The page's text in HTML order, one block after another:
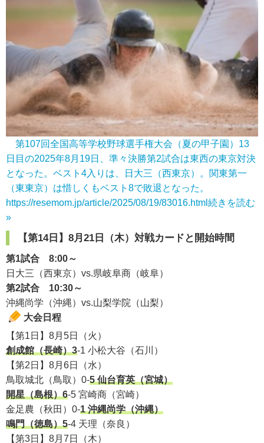
第107回全国高等学校野球選手権大会（夏の甲子園）13
日目の2025年8月19日、準々決勝第2試合は東西の東京対決
となった。ベスト4入りは、日大三（西東京）。関東第一
（東東京）は惜しくもベスト8で敗退となった。
https://resemom.jp/article/2025/08/19/83016.html 続きを読む
»
【第14日】8月21日（木）対戦カードと開始時間
第1試合 8:00～
日大三（西東京）vs.県岐阜商（岐阜）
第2試合 10:30～
沖縄尚学（沖縄）vs.山梨学院（山梨）
大会日程
【第1日】8月5日（火）
創成館（長崎）3-1 小松大谷（石川）
【第2日】8月6日（水）
鳥取城北（鳥取）0-5 仙台育英（宮城）
開星（島根）6-5 宮崎商（宮崎）
金足農（秋田）0-1 沖縄尚学（沖縄）
鳴門（徳島）5-4 天理（奈良）
【第3日】8月7日（木）